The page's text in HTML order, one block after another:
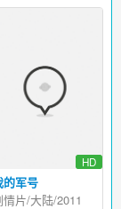
的军号
HD
情片/大陆/2011